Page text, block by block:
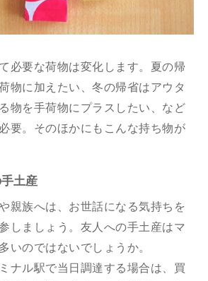
必要な荷物は変化します。夏の帰
物に加えたい、冬の帰省はアウタ
物を手荷物にプラスしたい、など
要。そのほかにもこんな持ち物が
土産
親族へは、お世話になる気持ちを
しましょう。友人への手土産はマ
いのではないでしょうか。
ナル駅で当日調達する場合は、買